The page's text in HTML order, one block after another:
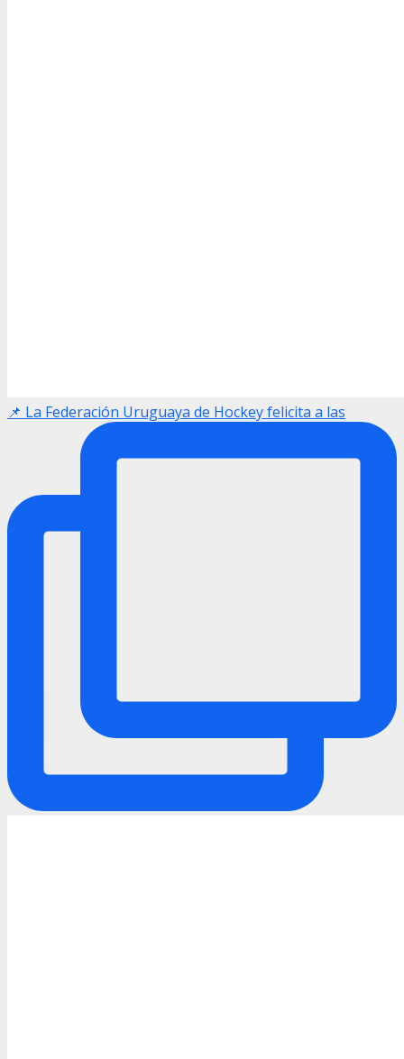
📌 La Federación Uruguaya de Hockey felicita a las